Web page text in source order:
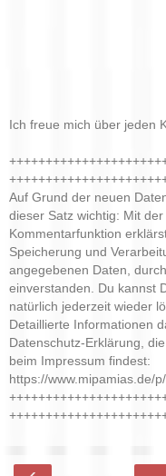
Ich freue mich über jeden
Auf Grund der neuen
dieser Satz wichtig: Mit
Kommentarfunktion
Speicherung und
angegebenen Daten,
einverstanden. Du kannst
natürlich jederzeit wieder
Detaillierte Informationen
Datenschutz-Erklärung,
beim Impressum findest:
https://www.mipamias.de/